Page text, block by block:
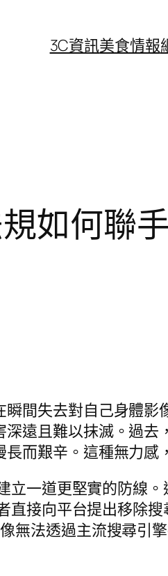
3C資訊美食情報
如何聯
間失去對自己身體影
遠且難以抹滅。過去
而艱辛。這種無力感
立一道更堅實的防線
接向平台提出移除搜
無法透過主流搜尋引